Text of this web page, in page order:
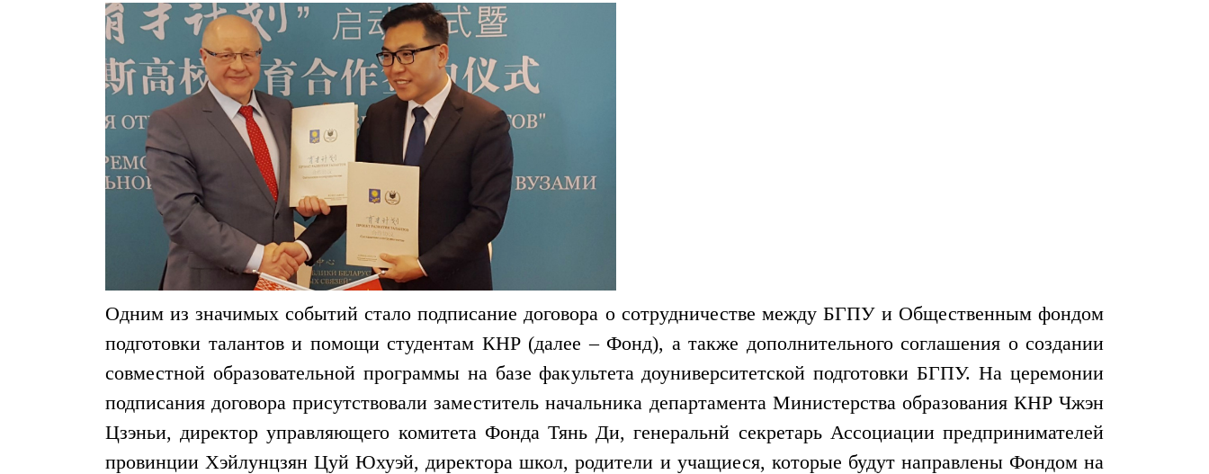
Одним из значимых событий стало подписание договора о сотрудничестве между БГПУ и Общественным фондом
подготовки талантов и помощи студентам КНР (далее – Фонд), а также дополнительного соглашения о создании
совместной образовательной программы на базе факультета доуниверситетской подготовки БГПУ. На церемонии
подписания договора присутствовали заместитель начальника департамента Министерства образования КНР Чжэн
Цзэньи, директор управляющего комитета Фонда Тянь Ди, генеральнй секретарь Ассоциации предпринимателей
провинции Хэйлунцзян Цуй Юхуэй, директора школ, родители и учащиеся, которые будут направлены Фондом на